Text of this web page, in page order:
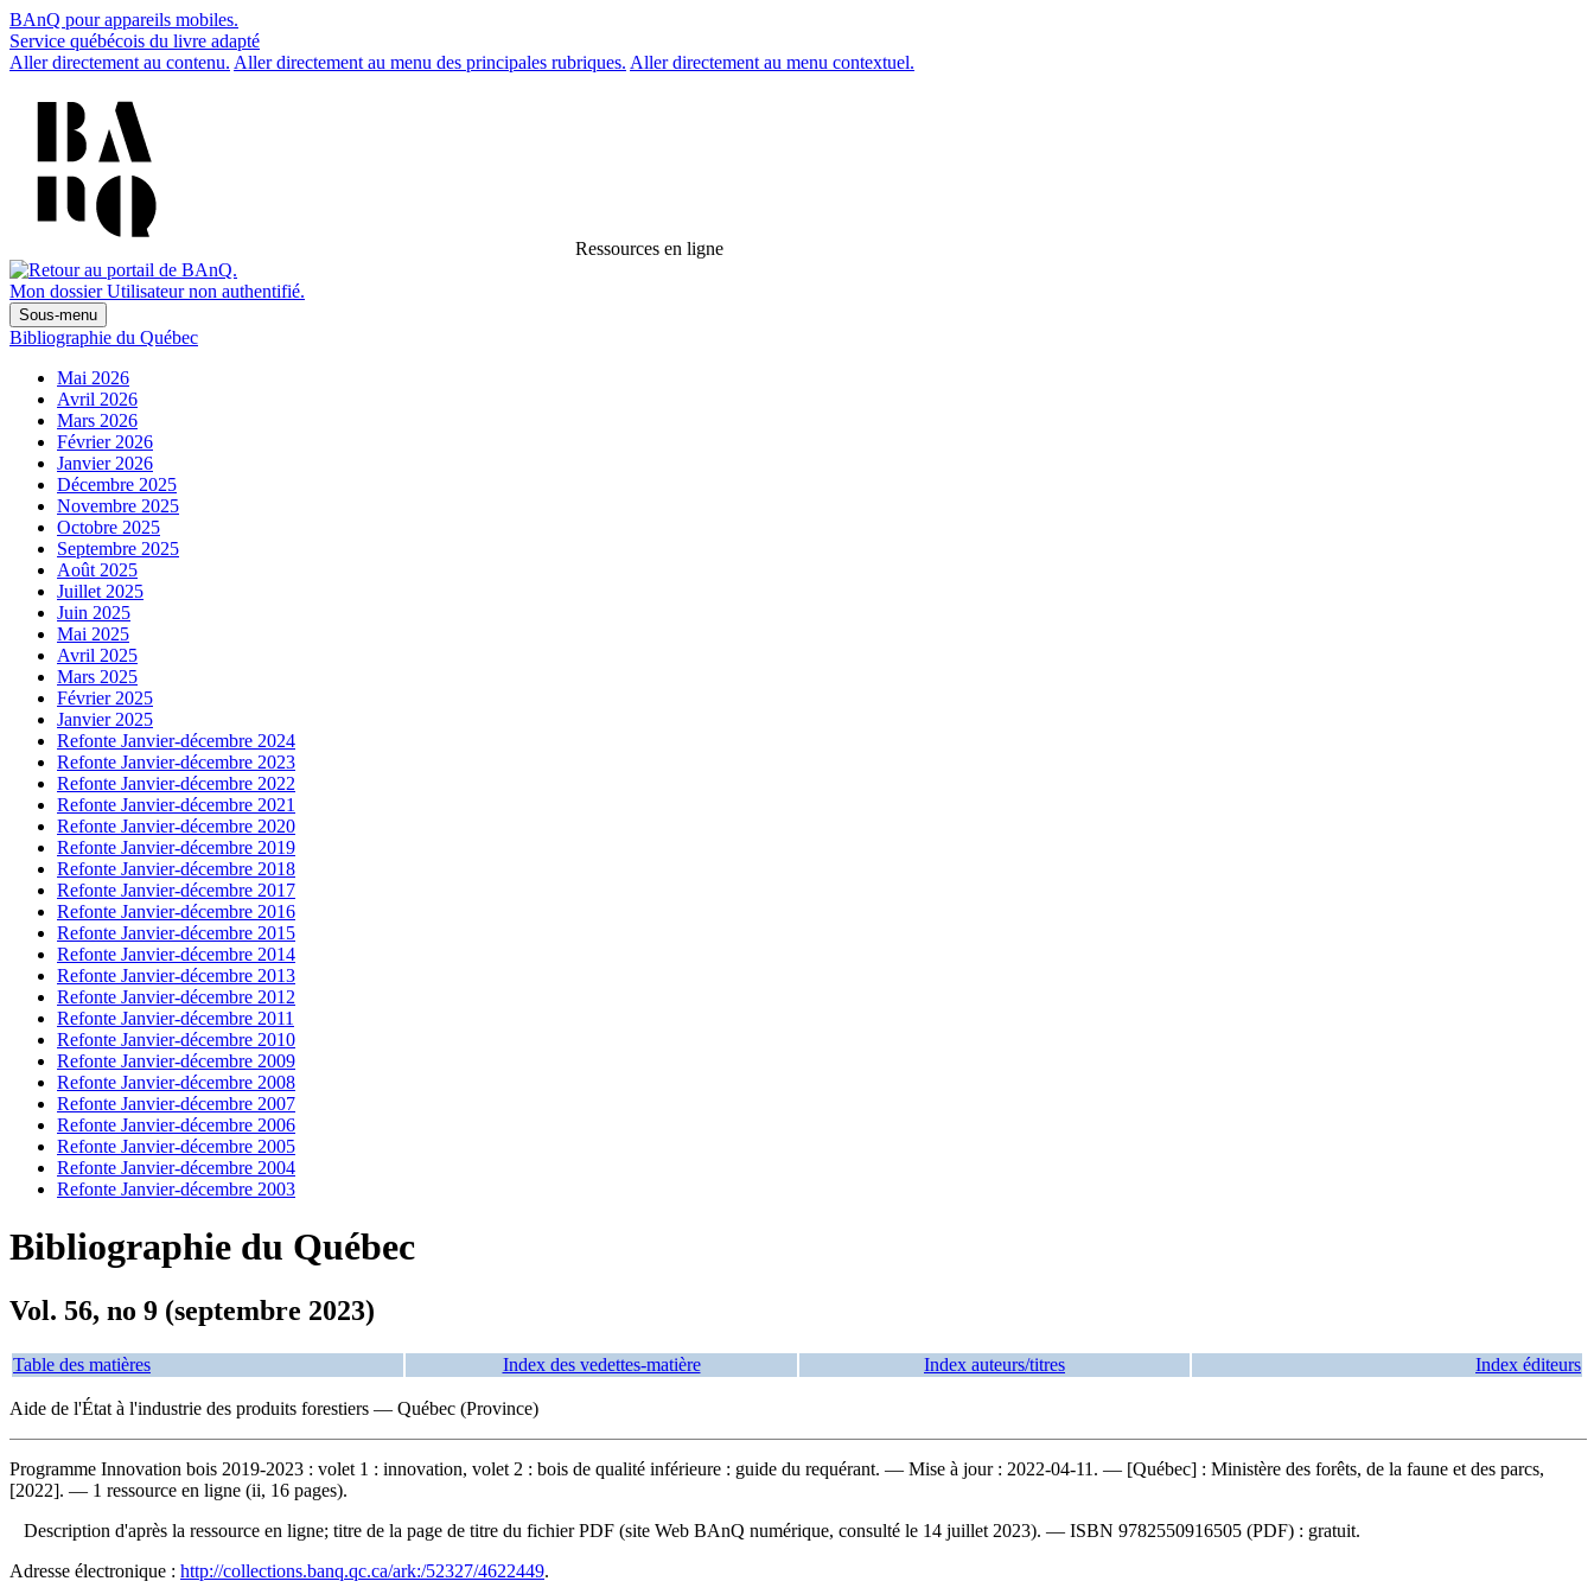
BAnQ pour appareils mobiles.
Service québécois du livre adapté
Aller directement au contenu. Aller directement au menu des principales rubriques. Aller directement au menu contextuel.
Ressources en ligne
Mon dossier Utilisateur non authentifié.
Sous-menu
Bibliographie du Québec
Mai 2026
Avril 2026
Mars 2026
Février 2026
Janvier 2026
Décembre 2025
Novembre 2025
Octobre 2025
Septembre 2025
Août 2025
Juillet 2025
Juin 2025
Mai 2025
Avril 2025
Mars 2025
Février 2025
Janvier 2025
Refonte Janvier-décembre 2024
Refonte Janvier-décembre 2023
Refonte Janvier-décembre 2022
Refonte Janvier-décembre 2021
Refonte Janvier-décembre 2020
Refonte Janvier-décembre 2019
Refonte Janvier-décembre 2018
Refonte Janvier-décembre 2017
Refonte Janvier-décembre 2016
Refonte Janvier-décembre 2015
Refonte Janvier-décembre 2014
Refonte Janvier-décembre 2013
Refonte Janvier-décembre 2012
Refonte Janvier-décembre 2011
Refonte Janvier-décembre 2010
Refonte Janvier-décembre 2009
Refonte Janvier-décembre 2008
Refonte Janvier-décembre 2007
Refonte Janvier-décembre 2006
Refonte Janvier-décembre 2005
Refonte Janvier-décembre 2004
Refonte Janvier-décembre 2003
Bibliographie du Québec
Vol. 56, no 9 (septembre 2023)
Table des matières Index des vedettes-matière Index auteurs/titres Index éditeurs
Aide de l'État à l'industrie des produits forestiers — Québec (Province)
Programme Innovation bois 2019-2023 : volet 1 : innovation, volet 2 : bois de qualité inférieure : guide du requérant. — Mise à jour : 2022-04-11. — [Québec] : Ministère des forêts, de la faune et des parcs,
[2022]. — 1 ressource en ligne (ii, 16 pages).
Description d'après la ressource en ligne; titre de la page de titre du fichier PDF (site Web BAnQ numérique, consulté le 14 juillet 2023). — ISBN 9782550916505 (PDF) : gratuit.
Adresse électronique : http://collections.banq.qc.ca/ark:/52327/4622449.